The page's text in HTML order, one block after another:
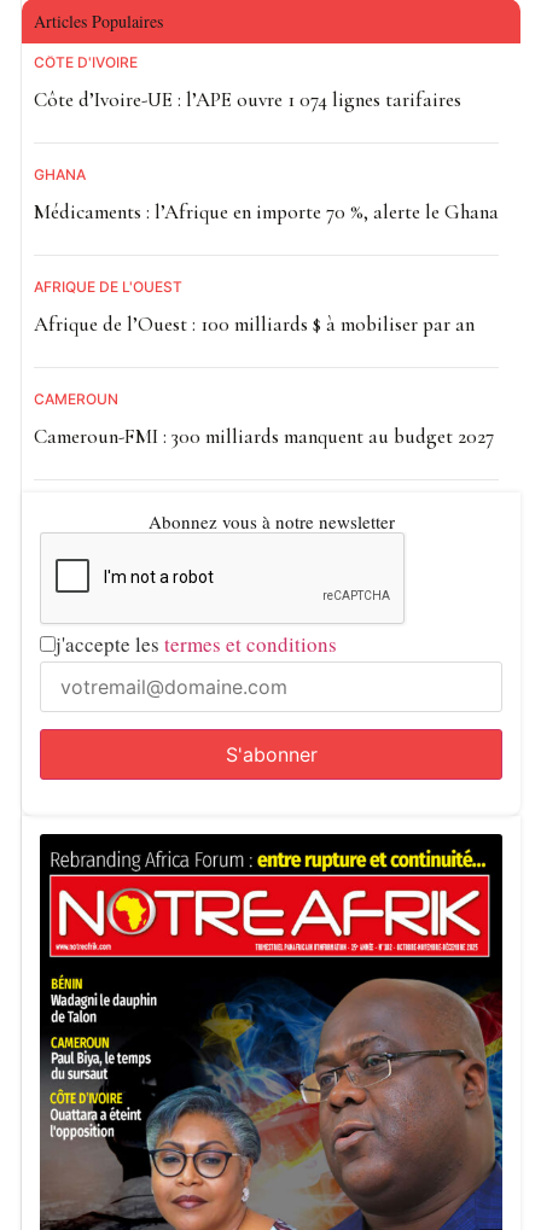
Articles Populaires
CÔTE D'IVOIRE
Côte d’Ivoire-UE : l’APE ouvre 1 074 lignes tarifaires
GHANA
Médicaments : l’Afrique en importe 70 %, alerte le Ghana
AFRIQUE DE L'OUEST
Afrique de l’Ouest : 100 milliards $ à mobiliser par an
CAMEROUN
Cameroun-FMI : 300 milliards manquent au budget 2027
Abonnez vous à notre newsletter
j'accepte les termes et conditions